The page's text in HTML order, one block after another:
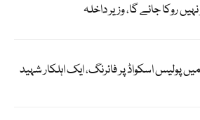
روکا جائے گا، وزیر داخلہ
پولیس اسکواڈ پر فائرنگ، ایک اہلکار شہید